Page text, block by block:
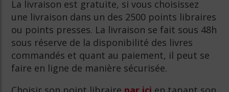
La livraison est gratuite, si vous choisissez
une livraison dans un des 2500 points libraires
ou points presses. La livraison se fait sous 48h
sous réserve de la disponibilité des livres
commandés et quant au paiement, il peut se
faire en ligne de manière sécurisée.